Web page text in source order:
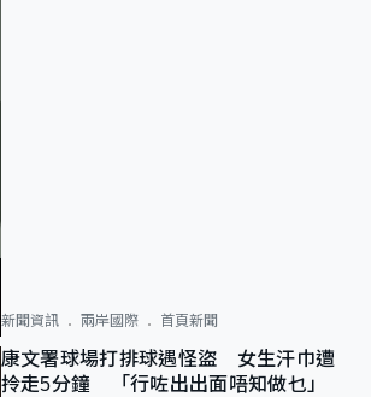
新聞資訊 兩岸國際 首頁新聞
康文署球場打排球遇怪盜 女生汗巾遭
拎走5分鐘 「行咗出出面唔知做乜」